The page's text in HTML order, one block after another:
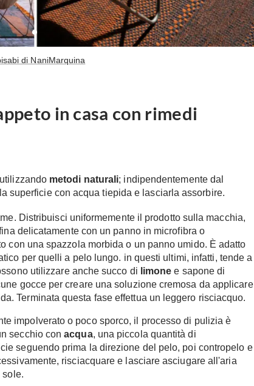
di NaniMarquina
in casa con rimedi
utilizzando metodi naturali; indipendentemente dal
la superficie con acqua tiepida e lasciarla assorbire.
Distribuisci uniformemente il prodotto sulla macchia,
delicatamente con un panno in microfibra o
con una spazzola morbida o un panno umido. È adatto
per quelli a pelo lungo. in questi ultimi, infatti, tende a
utilizzare anche succo di limone e sapone di
gocce per creare una soluzione cremosa da applicare
Terminata questa fase effettua un leggero risciacquo.
impolverato o poco sporco, il processo di pulizia è
secchio conacqua, una piccola quantità di
seguendo prima la direzione del pelo, poi contropelo e
risciacquare e lasciare asciugare all'aria
sole.